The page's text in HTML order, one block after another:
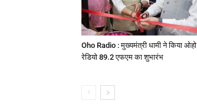
Oho Radio : मुख्यमंत्री धामी ने किया ओहो
रेडियो 89.2 एफएम का शुभारंभ